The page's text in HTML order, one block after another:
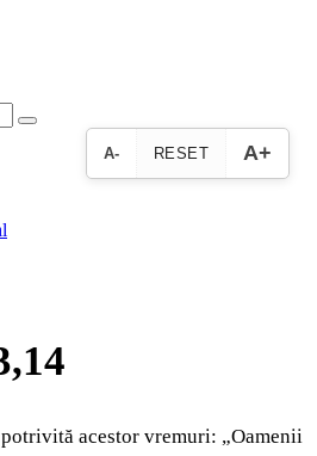
A- RESET A+
acestor vremuri: „Oamenii